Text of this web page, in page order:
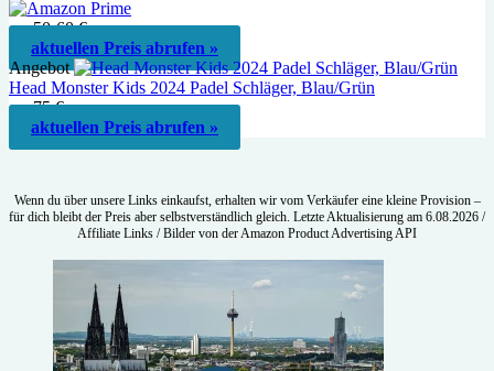
ca. 50-60 €
aktuellen Preis abrufen »
Angebot
Head Monster Kids 2024 Padel Schläger, Blau/Grün
ca. 75 €
aktuellen Preis abrufen »
Wenn du über unsere Links einkaufst, erhalten wir vom Verkäufer eine kleine Provision –
für dich bleibt der Preis aber selbstverständlich gleich. Letzte Aktualisierung am 6.08.2026 /
Affiliate Links / Bilder von der Amazon Product Advertising API